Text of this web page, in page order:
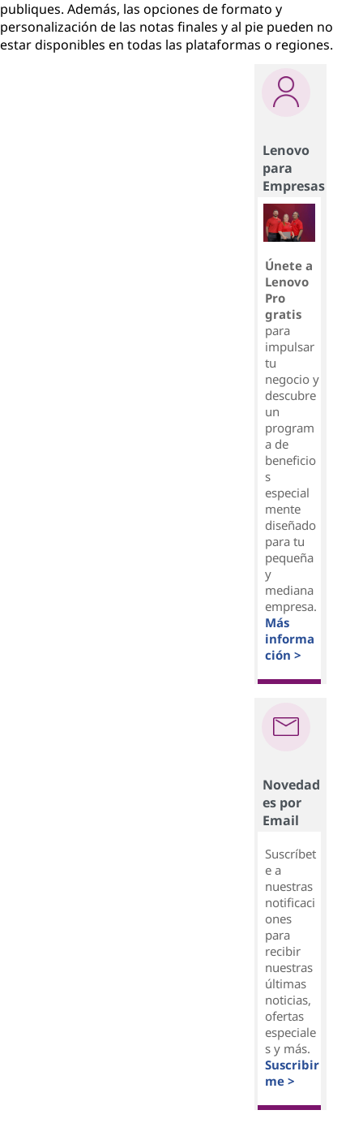
publiques. Además, las opciones de formato y
personalización de las notas finales y al pie pueden no
estar disponibles en todas las plataformas o regiones.
Lenovo
para
Empresas
Únete a
Lenovo
Pro
gratis
para
impulsar
tu
negocio y
descubre
un
program
a de
beneficio
s
especial
mente
diseñado
para tu
pequeña
y
mediana
empresa.
Más
informa
ción >
Novedad
es por
Email
Suscríbet
e a
nuestras
notificaci
ones
para
recibir
nuestras
últimas
noticias,
ofertas
especiale
s y más.
Suscribir
me >